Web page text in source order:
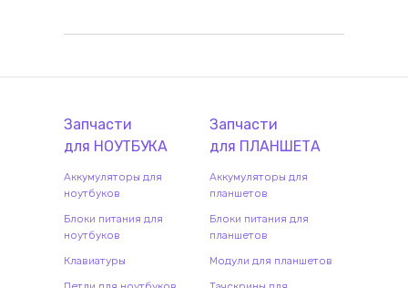
Запчасти
для НОУТБУКА
Аккумуляторы для
ноутбуков
Блоки питания для
ноутбуков
Клавиатуры
Запчасти
для ПЛАНШЕТА
Аккумуляторы для
планшетов
Блоки питания для
планшетов
Модули для планшетов